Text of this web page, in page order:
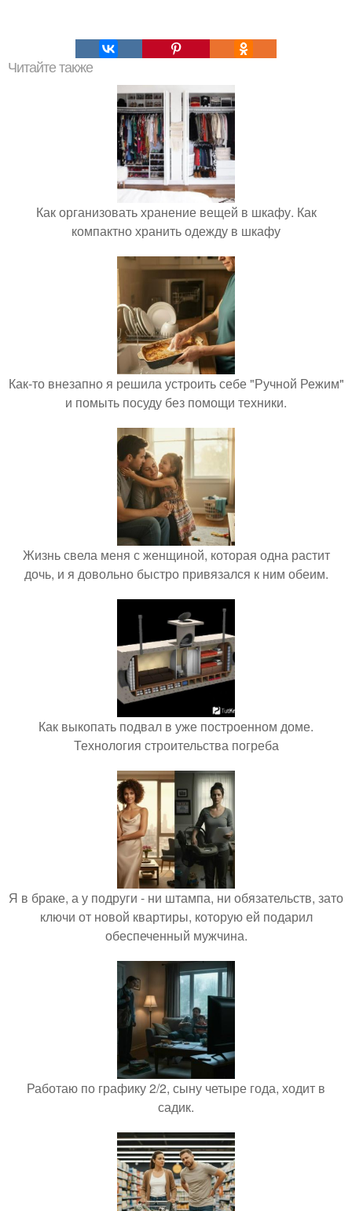
Читайте также
Как организовать хранение вещей в шкафу. Как
компактно хранить одежду в шкафу
Как-то внезапно я решила устроить себе "Ручной Режим"
и помыть посуду без помощи техники.
Жизнь свела меня с женщиной, которая одна растит
дочь, и я довольно быстро привязался к ним обеим.
Как выкопать подвал в уже построенном доме.
Технология строительства погреба
Я в браке, а у подруги - ни штампа, ни обязательств, зато
ключи от новой квартиры, которую ей подарил
обеспеченный мужчина.
Работаю по графику 2/2, сыну четыре года, ходит в
садик.